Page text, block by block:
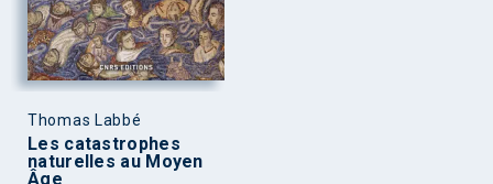
Thomas Labbé
Les catastrophes
naturelles au Moyen
Âge